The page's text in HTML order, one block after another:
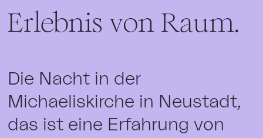
Erlebnis von Raum.
Die Nacht in der
Michaeliskirche in Neustadt,
das ist eine Erfahrung von